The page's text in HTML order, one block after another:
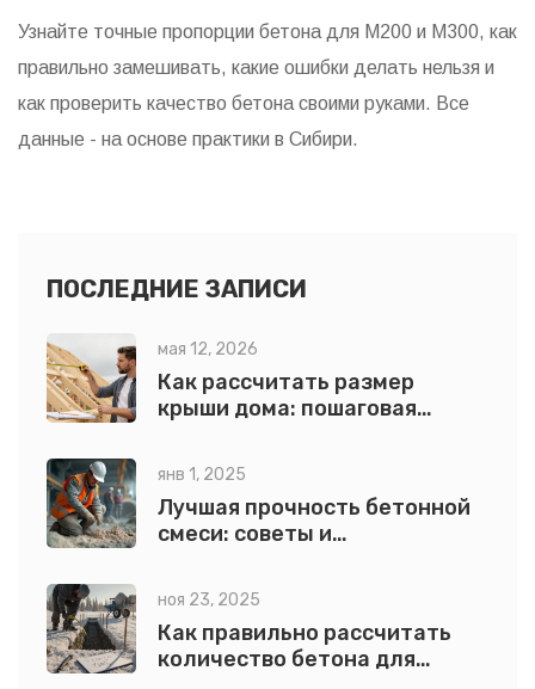
Узнайте точные пропорции бетона для М200 и М300, как
правильно замешивать, какие ошибки делать нельзя и
как проверить качество бетона своими руками. Все
данные - на основе практики в Сибири.
ПОСЛЕДНИЕ ЗАПИСИ
мая 12, 2026
Как рассчитать размер
крыши дома: пошаговая
примерами
янв 1, 2025
Лучшая прочность бетонной
смеси: советы и
ноя 23, 2025
Как правильно рассчитать
количество бетона для